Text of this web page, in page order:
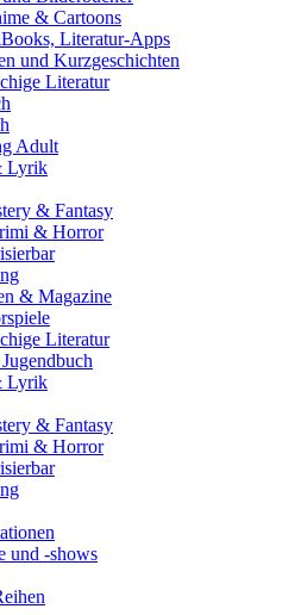
& Cartoons
Literatur-Apps
und Kurzgeschichten
Literatur
Adult
Lyrik
& Fantasy
& Horror
& Magazine
Literatur
Lyrik
& Fantasy
& Horror
und -shows